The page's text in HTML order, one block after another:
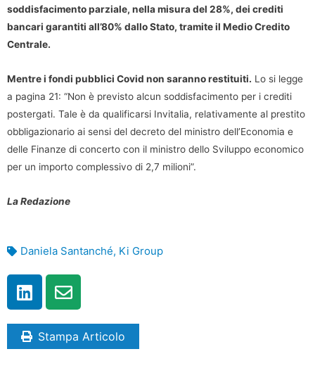
soddisfacimento parziale, nella misura del 28%, dei crediti
bancari garantiti all’80% dallo Stato, tramite il Medio Credito
Centrale.
Mentre i fondi pubblici Covid non saranno restituiti. Lo si legge
a pagina 21: “Non è previsto alcun soddisfacimento per i crediti
postergati. Tale è da qualificarsi Invitalia, relativamente al prestito
obbligazionario ai sensi del decreto del ministro dell’Economia e
delle Finanze di concerto con il ministro dello Sviluppo economico
per un importo complessivo di 2,7 milioni”.
La Redazione
Daniela Santanché, Ki Group
Stampa Articolo